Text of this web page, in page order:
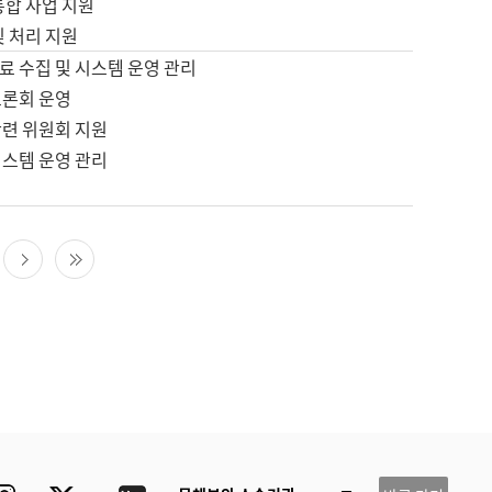
처리 지원
수집 및 시스템 운영 관리
회 운영
위원회 지원
템 운영 관리
다음 페이지마지막 페이지